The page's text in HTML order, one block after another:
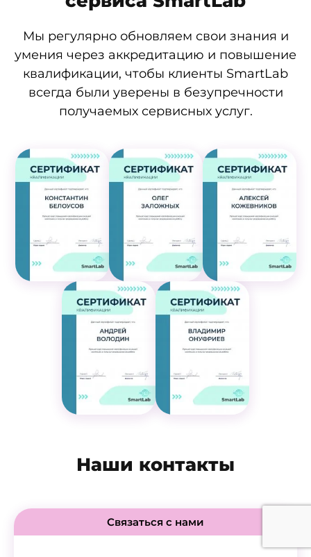
Мы регулярно обновляем свои знания и
умения через аккредитацию и повышение
квалификации, чтобы клиенты SmartLab
всегда были уверены в безупречности
получаемых сервисных услуг.
Наши контакты
Связаться с нами